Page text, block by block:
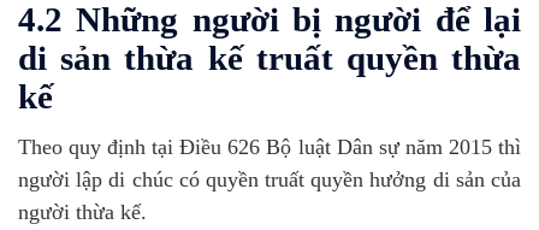
4.2 Những người bị người để lại
di sản thừa kế truất quyền thừa
kế
Theo quy định tại Điều 626 Bộ luật Dân sự năm 2015 thì
người lập di chúc có quyền truất quyền hưởng di sản của
người thừa kế.